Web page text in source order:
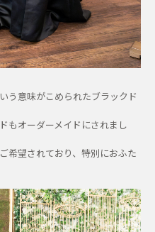
う意味がこめられたブラックド
もオーダーメイドにされまし
希望されており、特別におふた